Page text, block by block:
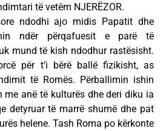
të vetëm NJERËZOR.
ndodhi ajo midis Papatit dhe
ndër përqafuesit e parë të
mund të kish ndodhur rastësisht.
për t’i bërë ballë fizikisht, as
të Romës. Përballimin ishin
me anë të kulturës dhe deri diku ia
detyruar të marrë shumë dhe pat
helene. Tash Roma po kërkonte